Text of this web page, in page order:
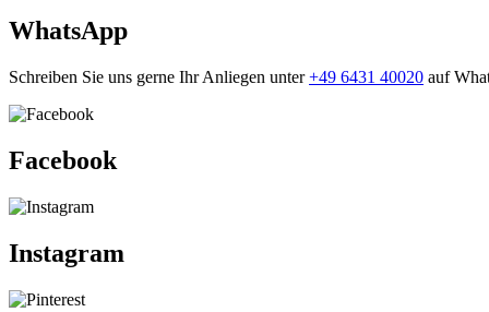
WhatsApp
Schreiben Sie uns gerne Ihr Anliegen unter+49 6431 40020 auf
Facebook
Instagram